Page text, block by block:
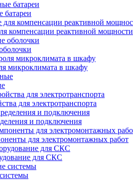
батареи
компенсации реактивной мощности
микроклимата в шкафу
для электротранспорта
и подключения
для электромонтажных работ
для СКС